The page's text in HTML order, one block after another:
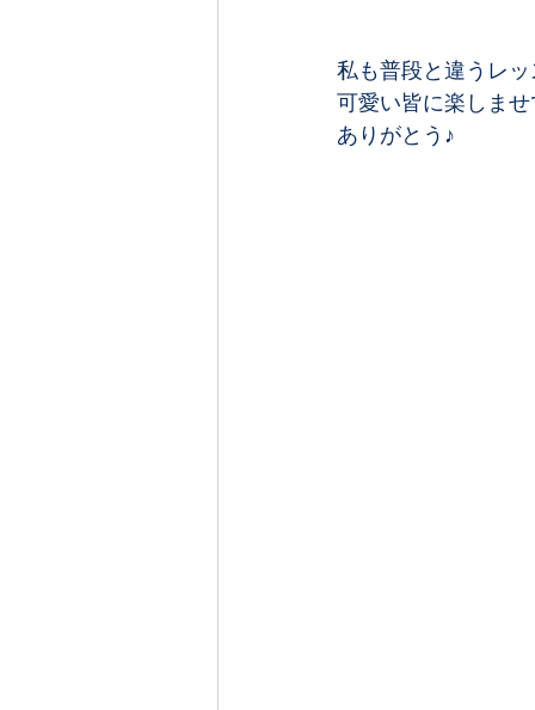
私も普段と違うレッ
可愛い皆に楽しま
ありがとう♪﻿